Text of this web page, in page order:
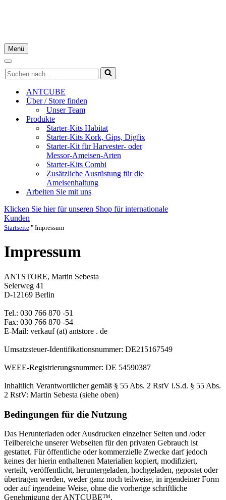
Menü
Navigations-
Navigations-
Menü
Suchen
nach …
ANTCUBE
Über / Store finden
Unser Team
Produkte
Starter-Kits Habitat
Starter-Kits Kork, Gips, Digfix
Starter-Kit für Harvester- oder
Messor-Ameisen-Arten
Starter-Kits Combi
Zusätzliche Ausrüstung für die
Ameisenhaltung
Arbeiten Sie mit uns
Klicken Sie hier für unseren Shop für internationale
Kunden
Startseite " Impressum
Impressum
ANTSTORE, Martin Sebesta
Selerweg 41
D-12169 Berlin
Tel.: 030 766 870 -51
Fax: 030 766 870 -54
E-Mail: verkauf (at) antstore . de
Umsatzsteuer-Identifikationsnummer: DE215167549
WEEE-Registrierungsnummer: DE 54590387
Inhaltlich Verantwortlicher gemäß § 55 Abs. 2 RstV i.S.d. § 55 Abs.
2 RstV: Martin Sebesta (siehe oben)
Bedingungen für die Nutzung
Das Herunterladen oder Ausdrucken einzelner Seiten und /oder
Teilbereiche unserer Webseiten für den privaten Gebrauch ist
gestattet. Für öffentliche oder kommerzielle Zwecke darf jedoch
keines der hierin enthaltenen Materialien kopiert, modifiziert,
verteilt, veröffentlicht, heruntergeladen, hochgeladen, gepostet oder
übertragen werden, weder ganz noch teilweise, in irgendeiner Form
oder auf irgendeine Weise, ohne die vorherige schriftliche
Genehmigung der ANTCUBE™.